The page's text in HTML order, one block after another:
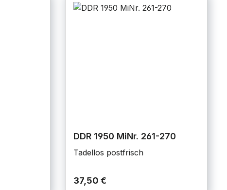
DDR 1950 MiNr. 261-270
Tadellos postfrisch
37,50 €